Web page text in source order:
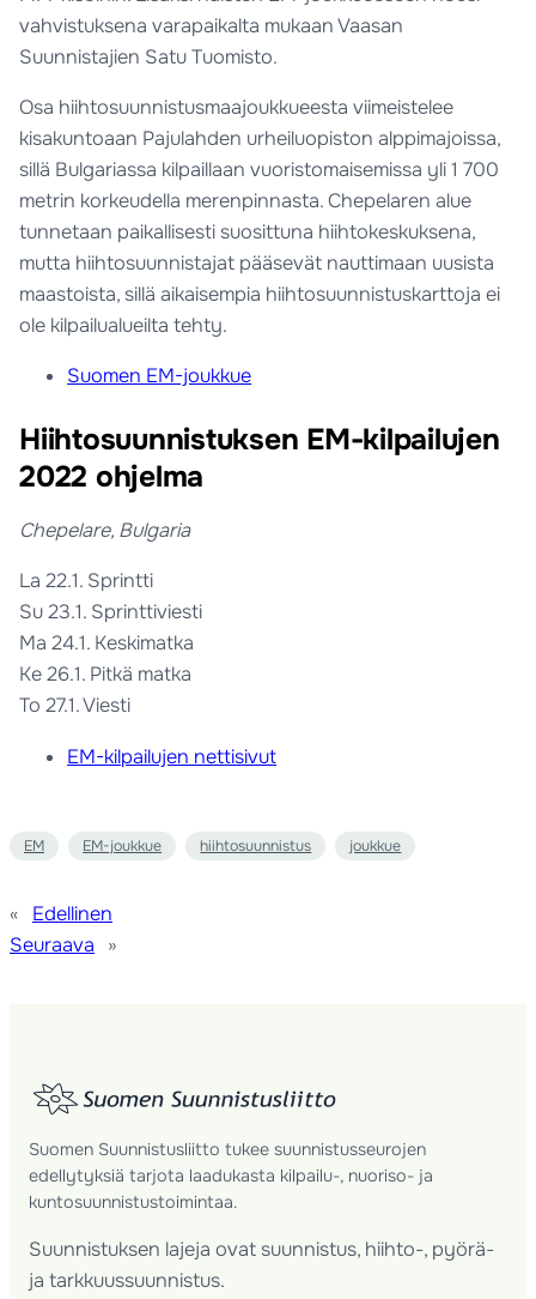
vahvistuksena varapaikalta mukaan Vaasan
Suunnistajien Satu Tuomisto.
Osa hiihtosuunnistusmaajoukkueesta viimeistelee
kisakuntoaan Pajulahden urheiluopiston alppimajoissa,
sillä Bulgariassa kilpaillaan vuoristomaisemissa yli 1 700
metrin korkeudella merenpinnasta. Chepelaren alue
tunnetaan paikallisesti suosittuna hiihtokeskuksena,
mutta hiihtosuunnistajat pääsevät nauttimaan uusista
maastoista, sillä aikaisempia hiihtosuunnistuskarttoja ei
ole kilpailualueilta tehty.
Suomen EM-joukkue
Hiihtosuunnistuksen EM-kilpailujen
2022 ohjelma
Chepelare, Bulgaria
La 22.1. Sprintti
Su 23.1. Sprinttiviesti
Ma 24.1. Keskimatka
Ke 26.1. Pitkä matka
To 27.1. Viesti
EM-kilpailujen nettisivut
EM EM-joukkue hiihtosuunnistus joukkue
«
Edellinen
Seuraava
»
Suomen Suunnistusliitto tukee suunnistusseurojen
edellytyksiä tarjota laadukasta kilpailu-, nuoriso- ja
kuntosuunnistustoimintaa.
Suunnistuksen lajeja ovat suunnistus, hiihto-, pyörä-
ja tarkkuussuunnistus.